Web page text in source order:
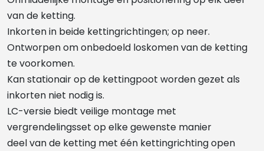
van de ketting.
Inkorten in beide kettingrichtingen; op neer.
Ontworpen om onbedoeld loskomen van de ketting
te voorkomen.
Kan stationair op de kettingpoot worden gezet als
inkorten niet nodig is.
LC-versie biedt veilige montage met
vergrendelingsset op elke gewenste manier
deel van de ketting met één kettingrichting open